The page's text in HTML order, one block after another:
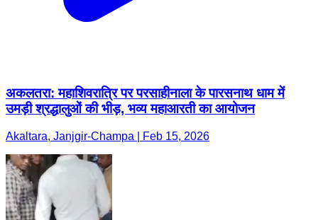
अकलतरा: महाशिवरात्रि पर परसाहीनाला के पारसनाथ धाम में
उमड़ी श्रद्धालुओं की भीड़, भव्य महाआरती का आयोजन
Akaltara, Janjgir-Champa | Feb 15, 2026